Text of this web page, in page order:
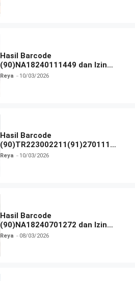
Hasil Barcode
(90)NA18240111449 dan Izin
BPOM
Reya 10/03/2026
Hasil Barcode
(90)TR223002211(91)270111
dan Izin BPOM
Reya 10/03/2026
Hasil Barcode
(90)NA18240701272 dan Izin
BPOM
Reya 08/03/2026